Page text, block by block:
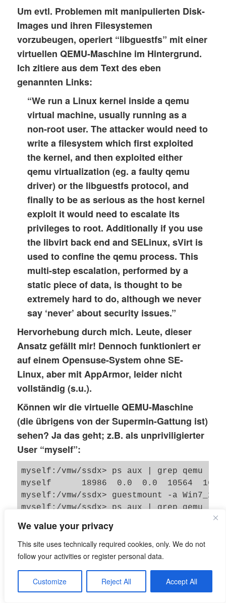
We value your privacy
This site uses technically required cookies, only. We do not
follow your activities or register personal data.
Customize Reject All Accept All
Um evtl. Problemen mit manipulierten Disk-
Images und ihren Filesystemen
vorzubeugen, operiert “libguestfs” mit einer
virtuellen QEMU-Maschine im Hintergrund.
Ich zitiere aus dem Text des eben
genannten Links:
“We run a Linux kernel inside aqemu
virtual machine, usually running as a
non-root user. The attacker would need to
write a filesystem which first exploited
the kernel, and then exploited either
qemu virtualization (eg. a faulty qemu
driver) or the libguestfs protocol, and
finally to be as serious as the host kernel
exploit it would need to escalate its
privileges to root. Additionally if you use
the libvirt back end and SELinux,sVirt is
used to confine the qemu process. This
multi-step escalation, performed by a
static piece of data, is thought to be
extremely hard to do, although we never
say ‘never’ about security issues.”
Hervorhebung durch mich. Leute, dieser
Ansatz gefällt mir! Dennoch funktioniert er
auf einem Opensuse-System ohne SE-
Linux, aber mit AppArmor, leider nicht
vollständig (s.u.).
Können wir die virtuelle QEMU-Maschine
(die übrigens von der Supermin-Gattung ist)
sehen? Ja das geht; z.B. als unpriviligierter
User “myself”:
myself:/vmw/ssdx> ps aux | grep qemu
myself      18986  0.0  0.0  10564
myself:/vmw/ssdx>
myself:/vmw/ssdx> ps aux | grep qemu
myself      19002 19.8  0.3
myself      19021  0.0  0.0  10564
myself:/vmw/ssdx> guestunmount /
mnt/vmdk
myself:/vmw/ssdx> ps aux | grep qemu
myself      19047  0.0  0.0  10564
myself:/vmw/ssdx>